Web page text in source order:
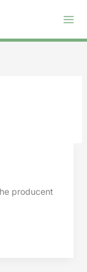
producent